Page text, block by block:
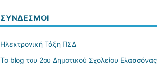
ΣΎΝΔΕΣΜΟΙ
Ηλεκτρονική Τάξη ΠΣΔ
Το blog του 2ου Δημοτικού Σχολείου Ελασσόνας